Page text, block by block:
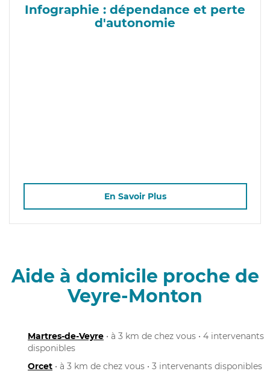
Infographie : dépendance et perte
d'autonomie
En Savoir Plus
Aide à domicile proche de
Veyre-Monton
Martres-de-Veyre • à 3 km de chez vous • 4 intervenants
disponibles
Orcet • à 3 km de chez vous • 3 intervenants disponibles